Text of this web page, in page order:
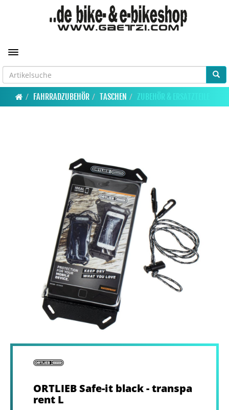
Toggle navigation
FAHRRADZUBEHÖR TASCHEN ZUBEHÖR & ERSATZTEILE
ORTLIEB Safe-it black - transpa
rent L